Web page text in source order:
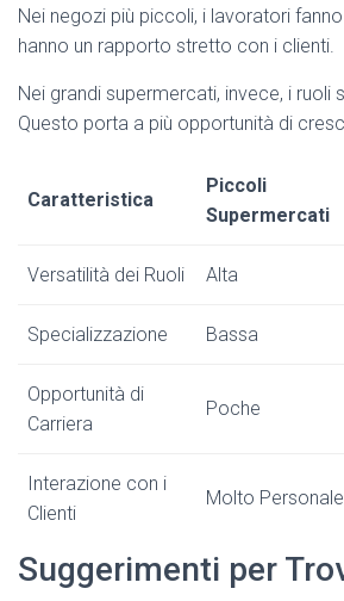
Nei negozi più piccoli, i lavoratori
hanno un rapporto stretto con i clienti.
Nei grandi supermercati, invece, i ruoli
Questo porta a più opportunità di
Caratteristica
Piccoli
Supermercati
Versatilità dei Ruoli Alta
Specializzazione Bassa
Opportunità di
Carriera
Poche
Interazione con i
Clienti
Molto Personale
Suggerimenti per